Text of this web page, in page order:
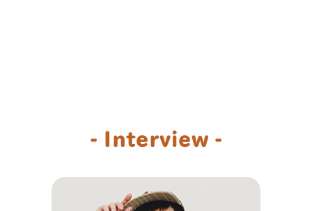
- Interview -